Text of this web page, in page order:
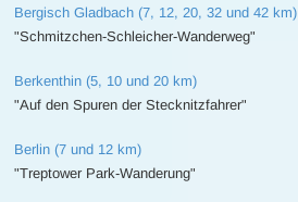
Bergisch Gladbach (7, 12, 20, 32 und 42 km)
"Schmitzchen-Schleicher-Wanderweg"
Berkenthin (5, 10 und 20 km)
"Auf den Spuren der Stecknitzfahrer"
Berlin (7 und 12 km)
"Treptower Park-Wanderung"